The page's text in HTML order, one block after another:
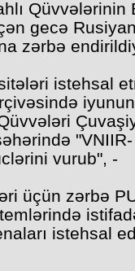
Qüvvələrinin
gecə
zərbə
istehsal
"VNIIR-
vurub", -
üçün zərbə
istehsal